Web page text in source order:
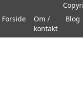
Forside
Om /
kontakt
Blog